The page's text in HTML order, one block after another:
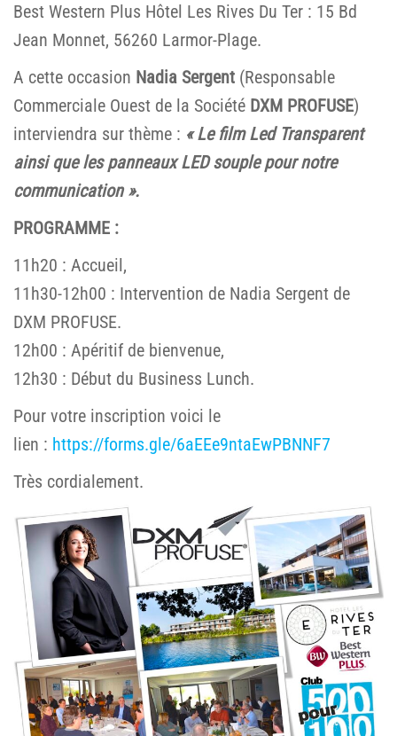
Best Western Plus Hôtel Les Rives Du Ter : 15 Bd
Jean Monnet, 56260 Larmor-Plage.
A cette occasion Nadia Sergent (Responsable
Commerciale Ouest de la Société DXM PROFUSE)
interviendra sur thème : « Le film Led Transparent
ainsi que les panneaux LED souple pour notre
communication ».
PROGRAMME :
11h20 : Accueil,
11h30-12h00 : Intervention de Nadia Sergent de
DXM PROFUSE.
12h00 : Apéritif de bienvenue,
12h30 : Début du Business Lunch.
Pour votre inscription voici le
lien : https://forms.gle/6aEEe9ntaEwPBNNF7
Très cordialement.